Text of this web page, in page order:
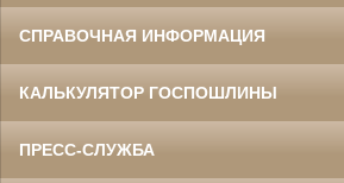
СПРАВОЧНАЯ ИНФОРМАЦИЯ
КАЛЬКУЛЯТОР ГОСПОШЛИНЫ
ПРЕСС-СЛУЖБА